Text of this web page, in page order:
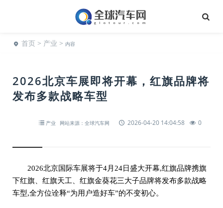
首页 > 产业 > 内容
2026北京车展即将开幕，红旗品牌将
发布多款战略车型
产业 网站来源：全球汽车网 2026-04-20 14:04:58 0
2026北京国际车展将于4月24日盛大开幕,红旗品牌携旗
下红旗、红旗天工、红旗金葵花三大子品牌将发布多款战略
车型,全方位诠释“为用户造好车”的不变初心。